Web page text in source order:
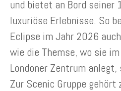
und bietet an Bord seiner
luxuriöse Erlebnisse. So
Eclipse im Jahr 2026
wie die Themse, wo sie
Londoner Zentrum
Zur Scenic Gruppe gehört